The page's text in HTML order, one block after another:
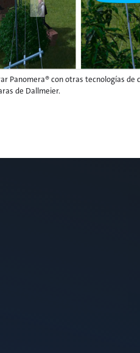
Panomera® con otras tecnologías de
de Dallmeier.